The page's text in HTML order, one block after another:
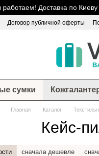
Доставка по Киеву
Договор публичной оферты
сумки
Главная Каталог
Кейс-
сначала дешевле